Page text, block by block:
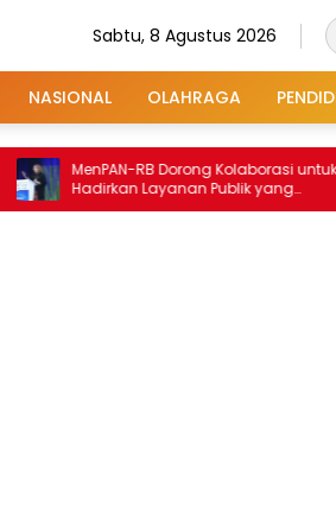
Sabtu, 8 Agustus 2026
NASIONAL OLAHRAGA
MenPAN-RB Dorong Kolaborasi untuk
Hadirkan Layanan Publik yang
Terintegrasi dan Inklusif